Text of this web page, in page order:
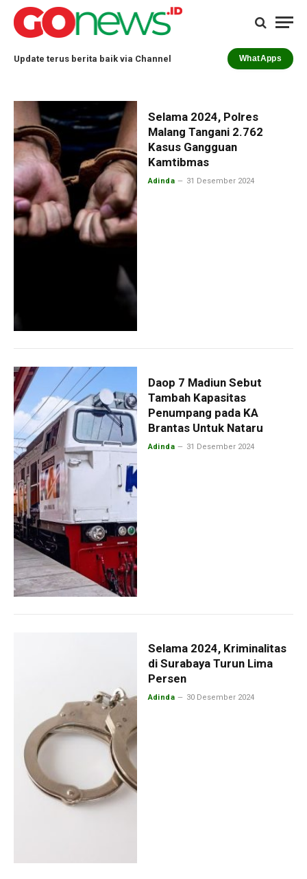
Update terus berita baik via Channel WhatApps
Selama 2024, Polres
Malang Tangani 2.762
Kasus Gangguan
Kamtibmas
Adinda 31 Desember 2024
Daop 7 Madiun Sebut
Tambah Kapasitas
Penumpang pada KA
Brantas Untuk Nataru
Adinda 31 Desember 2024
Selama 2024, Kriminalitas
di Surabaya Turun Lima
Persen
Adinda 30 Desember 2024